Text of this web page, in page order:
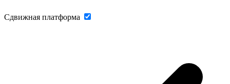
Сдвижная платформа